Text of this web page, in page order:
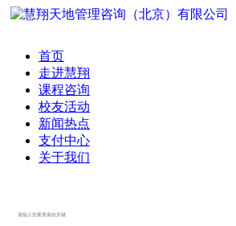
首页
走进慧翔
课程咨询
校友活动
新闻热点
支付中心
关于我们